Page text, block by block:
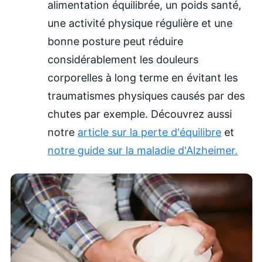
alimentation équilibrée, un poids santé,
une activité physique régulière et une
bonne posture peut réduire
considérablement les douleurs
corporelles à long terme en évitant les
traumatismes physiques causés par des
chutes par exemple. Découvrez aussi
notre article sur la perte d'équilibre et
notre guide sur la maladie d'Alzheimer.